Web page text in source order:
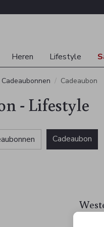
Heren Lifestyle
Cadeaubonnen Cadeaubon
- Lifestyle
Cadeaubon